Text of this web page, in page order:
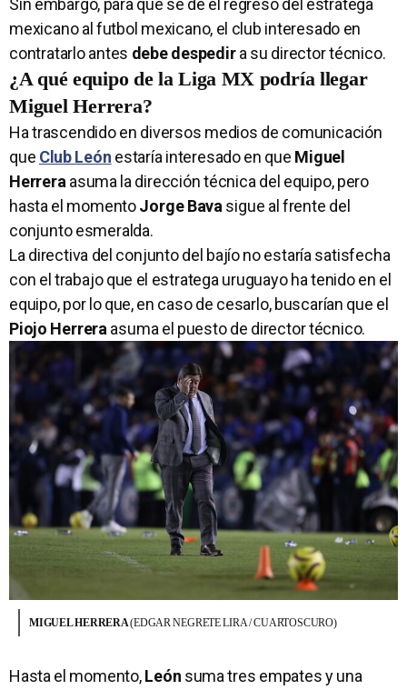
Sin embargo, para que se dé el regreso del estratega
mexicano al futbol mexicano, el club interesado en
contratarlo antes debe despedira su director técnico.
¿A qué equipo de la Liga MX podría llegar
Miguel Herrera?
Ha trascendido en diversos medios de comunicación
que Club León estaría interesado en que Miguel
Herreraasuma la dirección técnica del equipo, pero
hasta el momentoJorge Bavasigue al frente del
conjunto esmeralda.
La directiva del conjunto del bajío no estaría satisfecha
con el trabajo que el estratega uruguayo ha tenido en el
equipo, por lo que, en caso de cesarlo, buscarían que el
Piojo Herreraasuma el puesto de director técnico.
MIGUEL HERRERA(EDGAR NEGRETE LIRA / CUARTOSCURO)
Hasta el momento,León suma tres empates y una